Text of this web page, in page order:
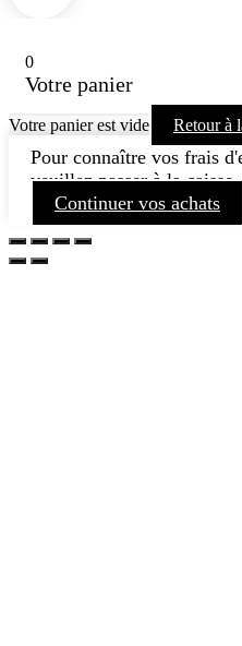
0
Votre panier
Votre panier est vide Retour à
Pour connaître vos frais
veuillez passer à la caisse.
Continuer vos achats